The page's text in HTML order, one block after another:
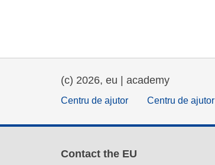
(c) 2026, eu | academy
Centru de ajutor Centru de ajutor
Contact the EU